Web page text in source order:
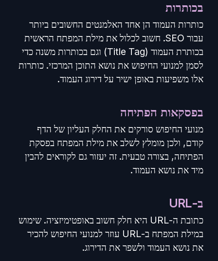
בכותרות
כותרות העמוד הן אחד האלמנטים החשובים ביותר
עבור SEO. חשוב לכלול את מילת המפתח הראשית
בכותרת העמוד (Title Tag) וגם בכותרות משנה כדי
לסמן למנועי החיפוש את נושא התוכן המרכזי. כותרות
אלו משפיעות באופן ישיר על דירוג העמוד.
בפסקאות הפתיחה
מנועי החיפוש סורקים את החלק העליון של הדף
קודם, ולכן מומלץ לשלב את מילת המפתח בפסקת
הפתיחה, בצורה טבעית. זה יעזור גם לקוראים להבין
מיד את נושא העמוד.
ב-URL
כתובת ה-URL היא חלק חשוב באופטימיזציה. שימוש
במילת המפתח ב-URL עוזר למנועי החיפוש להכיר
את נושא העמוד ולשפר את הדירוג.